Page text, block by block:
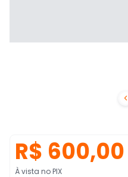

R$ 600,00
À vista no PIX